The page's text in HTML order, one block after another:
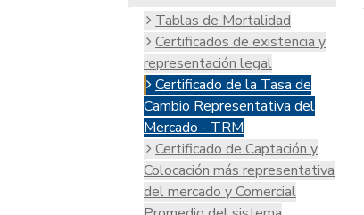
Tablas de Mortalidad
Certificados de existencia y
representación legal
Certificado de la Tasa de
Cambio Representativa del
Mercado - TRM
Certificado de Captación y
Colocación más representativa
del mercado y Comercial